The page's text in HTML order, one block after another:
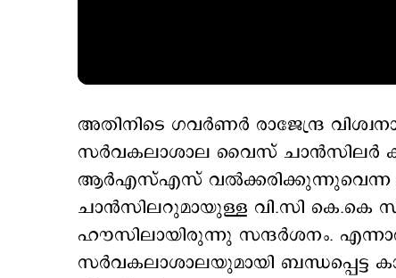
അതിനിടെ ഗവര്‍ണര്‍ രാജേന്ദ്ര
സര്‍വകലാശാല വൈസ് ചാന്‍സിലര്‍
ആര്‍എസ്‍എസ്
ചാന്‍സിലറുമായുള്ള വി.സി കെ.കെ
ഹൗസിലായിരുന്നു സന്ദര്‍ശനം.
സര്‍വകലാശാലയുമായി ബന്ധപ്പെട്ട